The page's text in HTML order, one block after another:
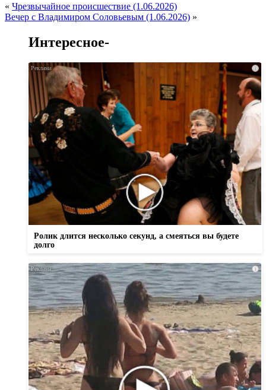
« Чрезвычайное происшествие (1.06.2026)
Вечер с Владимиром Соловьевым (1.06.2026) »
Интересное-
i
Ролик длится несколько секунд, а смеяться вы будете
долго
i